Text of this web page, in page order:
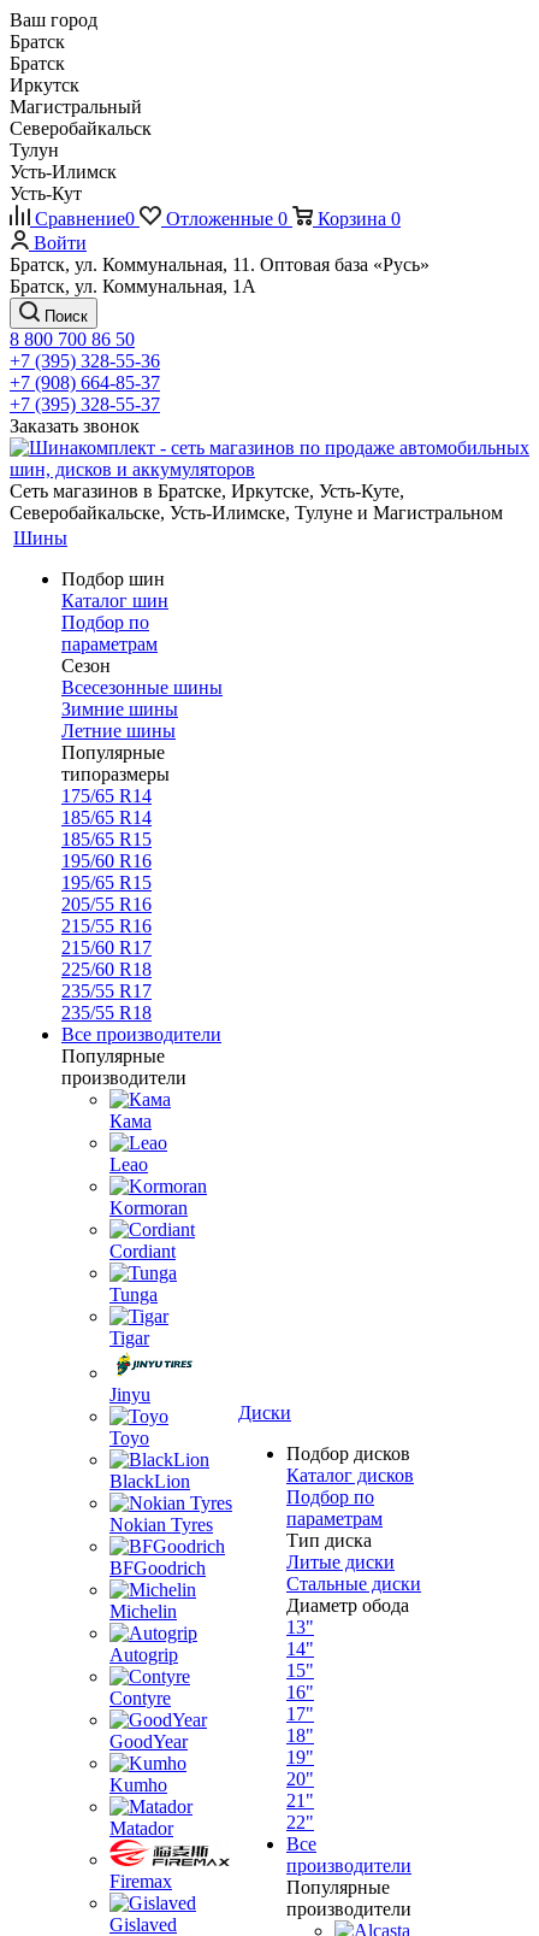
Ваш город
Братск
Братск
Иркутск
Магистральный
Северобайкальск
Тулун
Усть-Илимск
Усть-Кут
Сравнение0 Отложенные 0 Корзина 0
Войти
Братск, ул. Коммунальная, 11. Оптовая база «Русь»
Братск, ул. Коммунальная, 1А
Поиск
8 800 700 86 50
+7 (395) 328-55-36
+7 (908) 664-85-37
+7 (395) 328-55-37
Заказать звонок
Сеть магазинов в Братске, Иркутске, Усть-Куте,
Северобайкальске, Усть-Илимске, Тулуне и Магистральном
Шины
Подбор шин
Каталог шин
Подбор по
параметрам
Сезон
Всесезонные шины
Зимние шины
Летние шины
Популярные
типоразмеры
175/65 R14
185/65 R14
185/65 R15
195/60 R16
195/65 R15
205/55 R16
215/55 R16
215/60 R17
225/60 R18
235/55 R17
235/55 R18
Все производители
Популярные
производители
Кама
Leao
Kormoran
Cordiant
Tunga
Tigar
Jinyu
Toyo
BlackLion
Nokian Tyres
BFGoodrich
Michelin
Autogrip
Contyre
GoodYear
Kumho
Matador
Firemax
Gislaved
Диски
Подбор дисков
Каталог дисков
Подбор по
параметрам
Тип диска
Литые диски
Стальные диски
Диаметр обода
13"
14"
15"
16"
17"
18"
19"
20"
21"
22"
Все
производители
Популярные
производители